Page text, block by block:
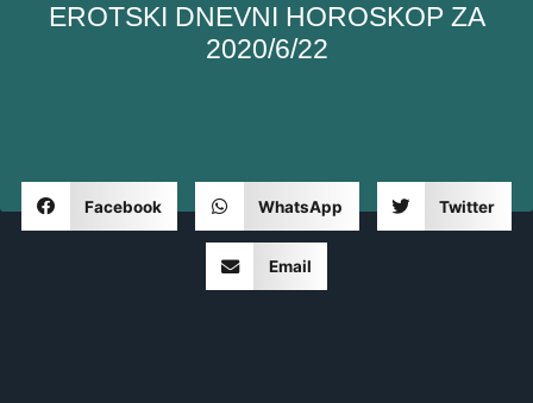
EROTSKI DNEVNI HOROSKOP ZA
2020/6/22
Facebook WhatsApp Twitter
Email